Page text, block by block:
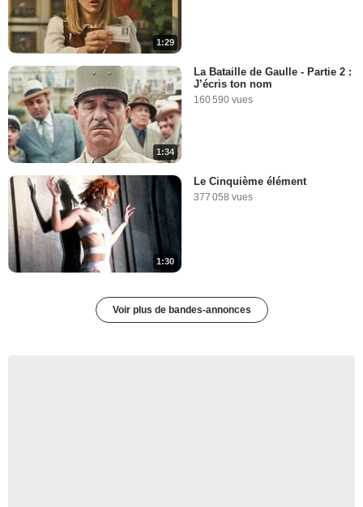
1:29
1:34
La Bataille de Gaulle - Partie 2 :
J’écris ton nom
160 590 vues
1:30
Le Cinquième élément
377 058 vues
Voir plus de bandes-annonces